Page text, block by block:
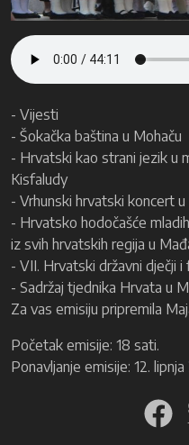
- Vijesti
- Šokačka baština u Mohaču
- Hrvatski kao strani jezik u
Kisfaludy
- Vrhunski hrvatski koncert
- Hrvatsko hodočašće
iz svih hrvatskih regija u
- VII. Hrvatski državni dječji
- Sadržaj tjednika Hrvata u
Za vas emisiju pripremila
Početak emisije: 18 sati.
Ponavljanje emisije: 12.